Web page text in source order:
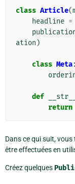
class Article(
headline =
ation )
class Meta:
def __str__
return
Dans ce qui suit,
être effectuées en
Créez quelques